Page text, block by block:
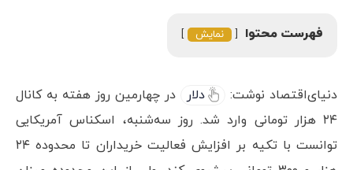
فهرست محتوا نمایش
دنیای‌اقتصاد نوشت: دلار
در چهارمین روز هفته به کانال
۲۴ هزار تومانی وارد شد. روز سه‌شنبه، اسکناس آمریکایی
توانست با تکیه بر افزایش فعالیت خریداران تا محدوده ۲۴